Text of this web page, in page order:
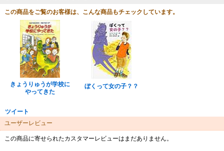
この商品をご覧のお客様は、こんな商品もチェックしています。
きょうりゅうが学校に
やってきた
ぼくって女の子？？
ツイート
ユーザーレビュー
この商品に寄せられたカスタマーレビューはまだありません。